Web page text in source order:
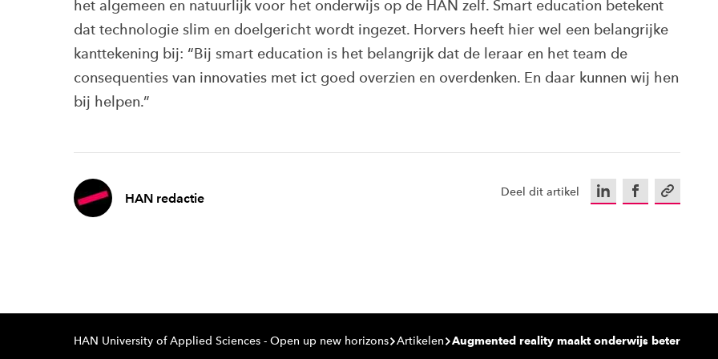
het algemeen en natuurlijk voor het onderwijs op de HAN zelf. Smart education betekent
dat technologie slim en doelgericht wordt ingezet. Horvers heeft hier wel een belangrijke
kanttekening bij: “Bij smart education is het belangrijk dat de leraar en het team de
consequenties van innovaties met ict goed overzien en overdenken. En daar kunnen wij hen
bij helpen.”
HAN redactie Deel dit artikel LinkedInFacebookKopieer
HAN University of Applied Sciences - Open up new horizons Artikelen Augmented reality maakt onderwijs beter